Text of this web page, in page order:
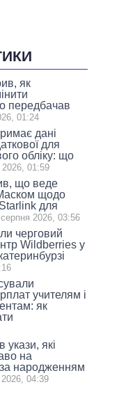
як
передбачав
01:24
дані
для
обліку: що
01:59
що веде
щодо
для
2026, 03:56
черговий
Wildberries у
учителям і
як
укази, які
на
народженням
04:39